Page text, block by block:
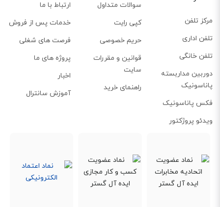
مرکز تلفن
تلفن اداری
تلفن خانگی
دوربین مداربسته
پاناسونیک
فکس پاناسونیک
ویدئو پروژکتور
سوالات متداول
کپی رایت
حریم خصوصی
قوانین و مقررات
سایت
راهنمای خرید
ارتباط با ما
خدمات پس از فروش
فرصت های شغلی
پروژه های ما
اخبار
آموزش سانترال